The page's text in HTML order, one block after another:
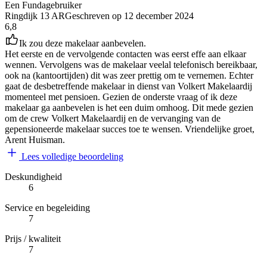
Een Fundagebruiker
Ringdijk 13 ARGeschreven op 12 december 2024
6,8
Ik zou deze makelaar aanbevelen.
Het eerste en de vervolgende contacten was eerst effe aan elkaar
wennen. Vervolgens was de makelaar veelal telefonisch bereikbaar,
ook na (kantoortijden) dit was zeer prettig om te vernemen. Echter
gaat de desbetreffende makelaar in dienst van Volkert Makelaardij
momenteel met pensioen. Gezien de onderste vraag of ik deze
makelaar ga aanbevelen is het een duim omhoog. Dit mede gezien
om de crew Volkert Makelaardij en de vervanging van de
gepensioneerde makelaar succes toe te wensen. Vriendelijke groet,
Arent Huisman.
Lees volledige beoordeling
Deskundigheid
6
Service en begeleiding
7
Prijs / kwaliteit
7